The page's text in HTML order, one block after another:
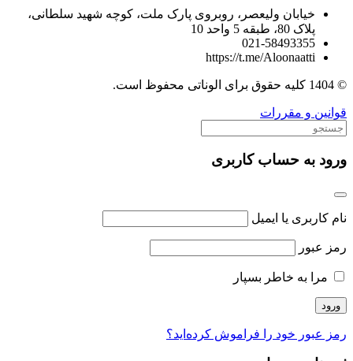
خیابان ولیعصر، روبروی پارک ملت، کوچه شهید سلطانی،
پلاک 80، طبقه 5 واحد 10
021-58493355
https://t.me/Aloonaatti
© 1404 کلیه حقوق برای الوناتی محفوظ است.
قوانین و مقررات
ورود به حساب کاربری
نام کاربری یا ایمیل
رمز عبور
مرا به خاطر بسپار
رمز عبور خود را فراموش کرده‌اید؟